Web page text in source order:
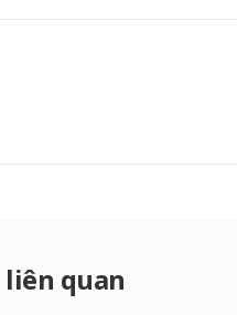
quan